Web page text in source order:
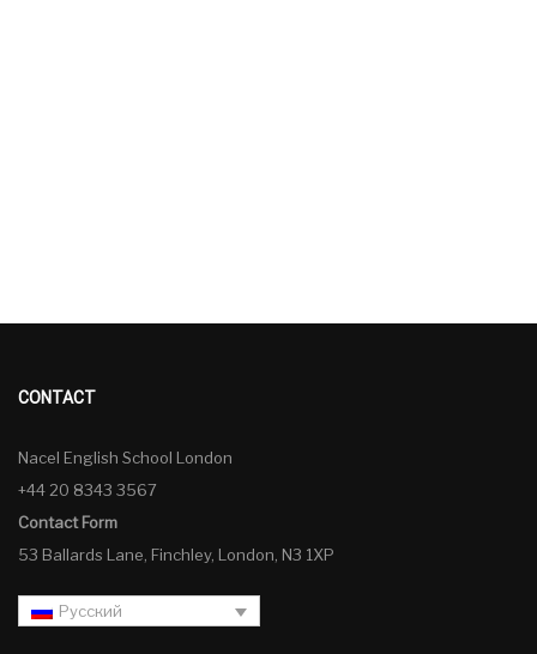
CONTACT
Nacel English School London
+44 20 8343 3567
Contact Form
53 Ballards Lane, Finchley, London, N3 1XP
Русский